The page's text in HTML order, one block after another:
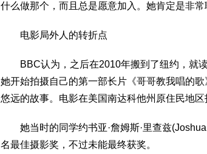
什么做那个，而且总是愿意加入。她肯定是非
电影局外人的转折点
BBC认为，之后在2010年搬到了纽约，就读
她开始拍摄自己的第一部长片《哥哥教我唱的
悠远的故事。电影在美国南达科他州原住民地区
她当时的同学约书亚·詹姆斯·里查兹
名最佳摄影奖，不过未能最终获奖。